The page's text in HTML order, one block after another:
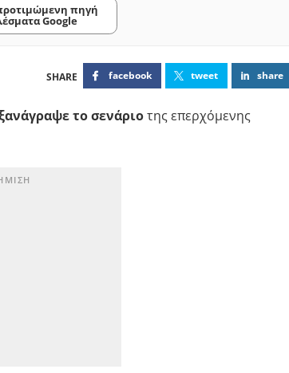
πηγή
Google
facebook tweet share
το σενάριοτης επερχόμενης